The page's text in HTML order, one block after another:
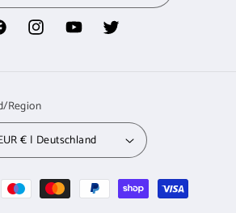
InstagramYouTubeTwitter
Region
EUR € | Deutschland